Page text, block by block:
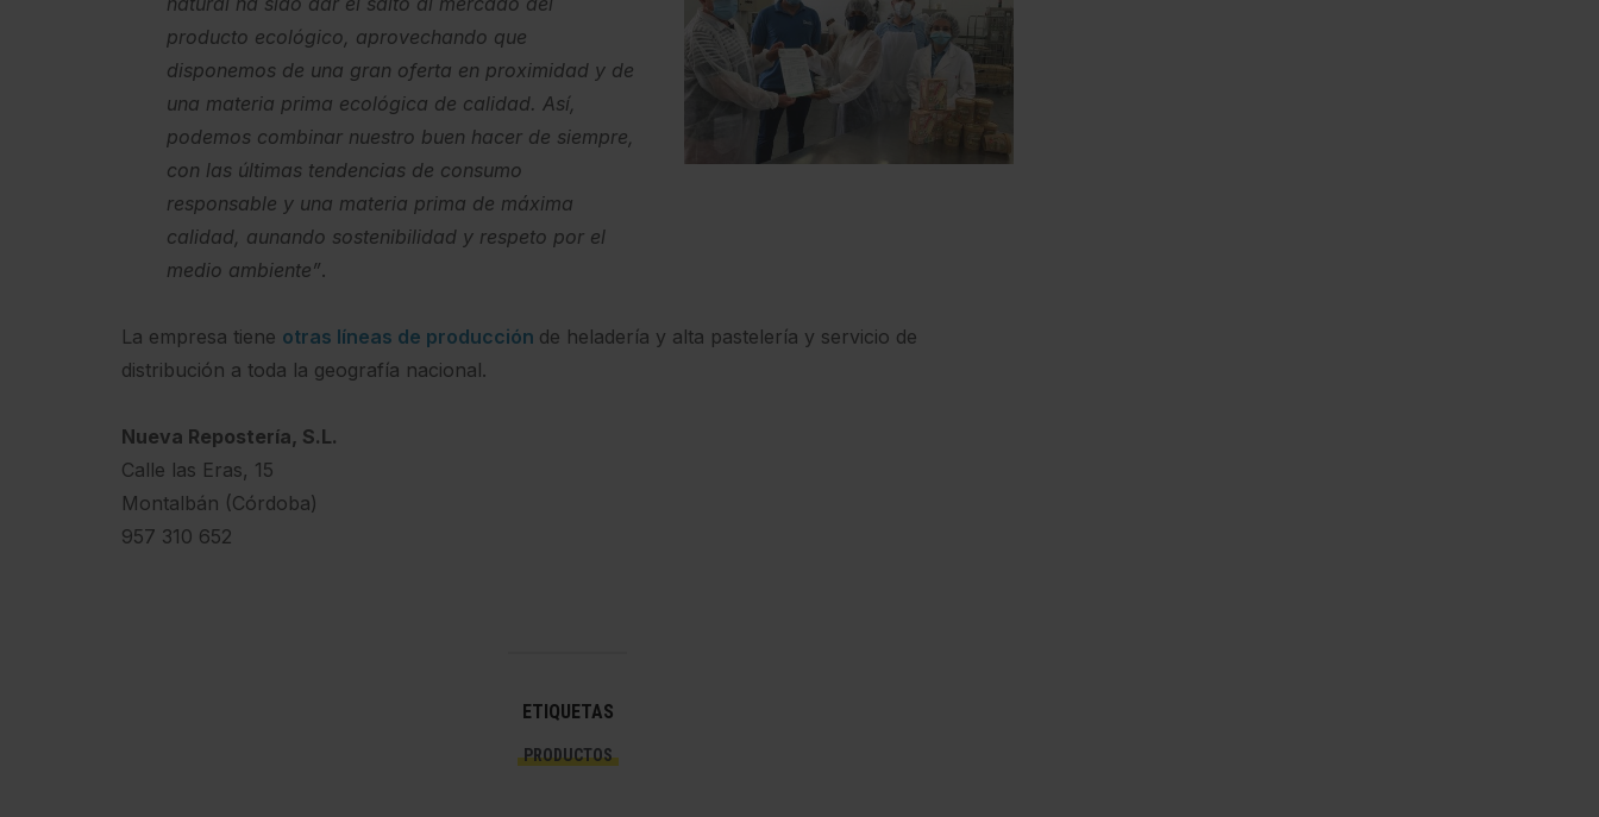
producto ecológico, aprovechando que
disponemos de una gran oferta en proximidad y de
una materia prima ecológica de calidad. Así,
podemos combinar nuestro buen hacer de siempre,
con las últimas tendencias de consumo
responsable y una materia prima de máxima
calidad, aunando sostenibilidad y respeto por el
medio ambiente”.
La empresa tiene otras líneas de producción de heladería y alta pastelería y servicio de
distribución a toda la geografía nacional.
Nueva Repostería, S.L.
Calle las Eras, 15
Montalbán (Córdoba)
957 310 652
ETIQUETAS
PRODUCTOS